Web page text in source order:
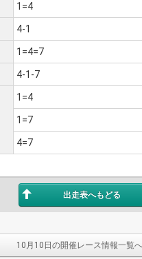
1=4
4-1
1=4=7
4-1-7
1=4
1=7
4=7
出走表へもどる
10月10日の開催レース情報一覧